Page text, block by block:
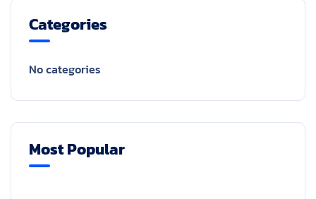
Categories
No categories
Most Popular